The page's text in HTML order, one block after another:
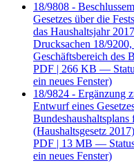
18/9808 -
Gesetzes über die
das Haushaltsjahr
Drucksachen 18/
Geschäftsbereich des
PDF | 266 KB —
ein neues Fenster)
18/9824 - Ergänzung
Entwurf eines
(Haushaltsgesetz
PDF | 13 MB —
ein neues Fenster)